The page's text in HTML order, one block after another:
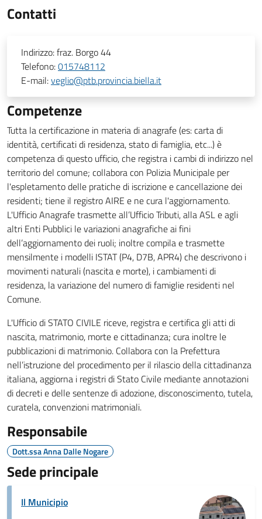
Contatti
Indirizzo:fraz. Borgo 44
Telefono:015748112
E-mail:veglio@ptb.provincia.biella.it
Competenze
Tutta la certificazione in materia di anagrafe (es: carta di
identità, certificati di residenza, stato di famiglia, etc...) è
competenza di questo ufficio, che registra i cambi di indirizzo nel
territorio del comune; collabora con Polizia Municipale per
l'espletamento delle pratiche di iscrizione e cancellazione dei
residenti; tiene il registro AIRE e ne cura l'aggiornamento.
L'Ufficio Anagrafe trasmette all’Ufficio Tributi, alla ASL e agli
altri Enti Pubblici le variazioni anagrafiche ai fini
dell’aggiornamento dei ruoli; inoltre compila e trasmette
mensilmente i modelli ISTAT (P4, D7B, APR4) che descrivono i
movimenti naturali (nascita e morte), i cambiamenti di
residenza, la variazione del numero di famiglie residenti nel
Comune.
L'Ufficio di STATO CIVILE riceve, registra e certifica gli atti di
nascita, matrimonio, morte e cittadinanza; cura inoltre le
pubblicazioni di matrimonio. Collabora con la Prefettura
nell’istruzione del procedimento per il rilascio della cittadinanza
italiana, aggiorna i registri di Stato Civile mediante annotazioni
di decreti e delle sentenze di adozione, disconoscimento, tutela,
curatela, convenzioni matrimoniali.
Responsabile
Dott.ssa Anna Dalle Nogare
Sede principale
Il Municipio